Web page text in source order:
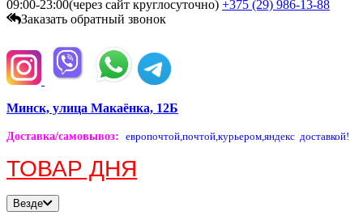
09:00-23:00(через сайт круглосуточно) +375 (29) 986-13-88
Заказать обратный звонок
Минск, улица Макаёнка, 12Б
Доставка/самовывоз: европочтой,почтой,курьером,яндекс доставкой!
ТОВАР ДНЯ
Везде